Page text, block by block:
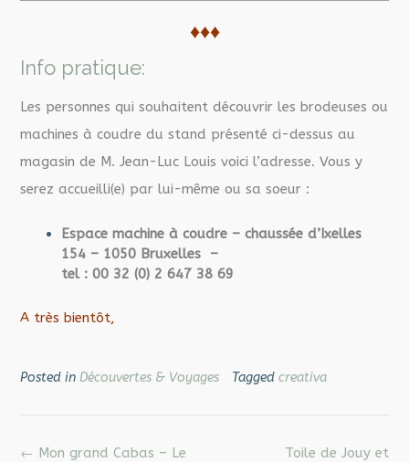
♦♦♦
Info pratique:
Les personnes qui souhaitent découvrir les brodeuses ou
machines à coudre du stand présenté ci-dessus au
magasin de M. Jean-Luc Louis voici l’adresse. Vous y
serez accueilli(e) par lui-même ou sa soeur :
Espace machine à coudre – chaussée d’Ixelles
154 – 1050 Bruxelles –
tel : 00 32 (0) 2 647 38 69
A très bientôt,
Posted in Découvertes & Voyages Tagged creativa
Post
Toile de Jouy et
← Mon grand Cabas – Le